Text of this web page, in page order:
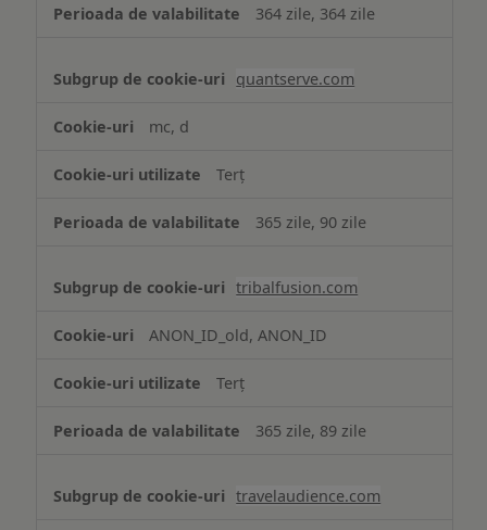
364 zile, 364 zile
quantserve.com
mc, d
Terț
365 zile, 90 zile
tribalfusion.com
ANON_ID_old, ANON_ID
Terț
365 zile, 89 zile
travelaudience.com